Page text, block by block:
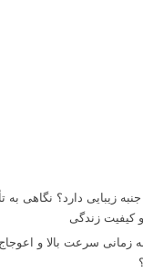
زیبایی دارد؟ نگاهی به
کیفیت زندگی
زمانی سرعت بالا و